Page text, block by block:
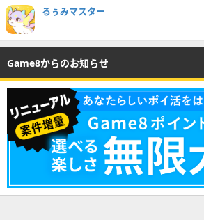
るぅみマスター
Game8からのお知らせ